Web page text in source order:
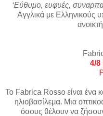
‘Εύθυμο, ευφυές,
Αγγλικά με Ελληνικούς
4/8 |
Το Fabrica Rosso είναι ένα
ηλιοβασίλεμα. Μια
όσους θέλουν να